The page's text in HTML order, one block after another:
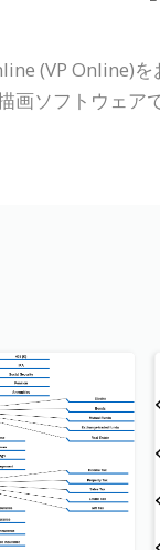
(VP Online)を
画ソフトウェア